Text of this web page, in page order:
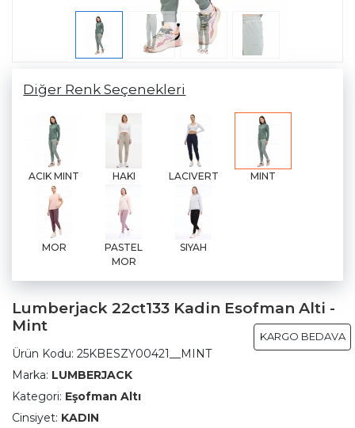
Diğer Renk Seçenekleri
ACIK MINT HAKI LACIVERT MINT
MOR
PASTEL
MOR
SIYAH
Lumberjack 22ct133 Kadin Esofman Alti -
Mint
KARGO BEDAVA
Ürün Kodu: 25KBESZY00421__MINT
Marka: LUMBERJACK
Kategori: Eşofman Altı
Cinsiyet: KADIN